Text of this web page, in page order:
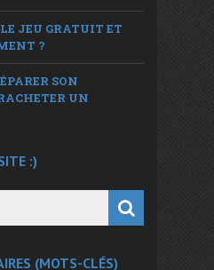
JEU GRATUIT ET
?
SON
UN
:)
(MOTS-CLÉS)